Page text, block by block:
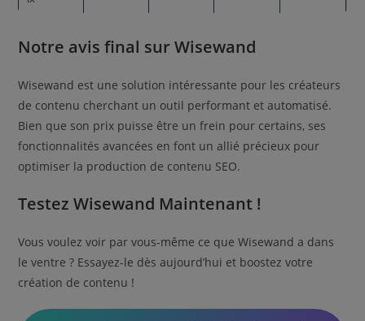
Notre avis final sur Wisewand
Wisewand est une solution intéressante pour les créateurs
de contenu cherchant un outil performant et automatisé.
Bien que son prix puisse être un frein pour certains, ses
fonctionnalités avancées en font un allié précieux pour
optimiser la production de contenu SEO.
Testez Wisewand Maintenant !
Vous voulez voir par vous-même ce que Wisewand a dans
le ventre ? Essayez-le dès aujourd’hui et boostez votre
création de contenu !